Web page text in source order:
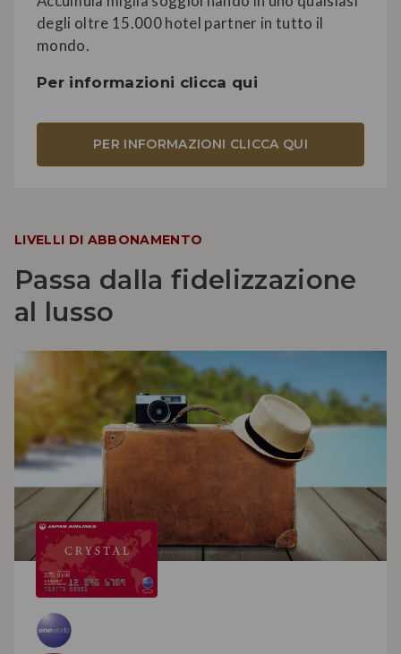
degli oltre 15.000 hotel partner in tutto il
mondo.
Per informazioni clicca qui
PER INFORMAZIONI CLICCA QUI
LIVELLI DI ABBONAMENTO
Passa dalla fidelizzazione
al lusso